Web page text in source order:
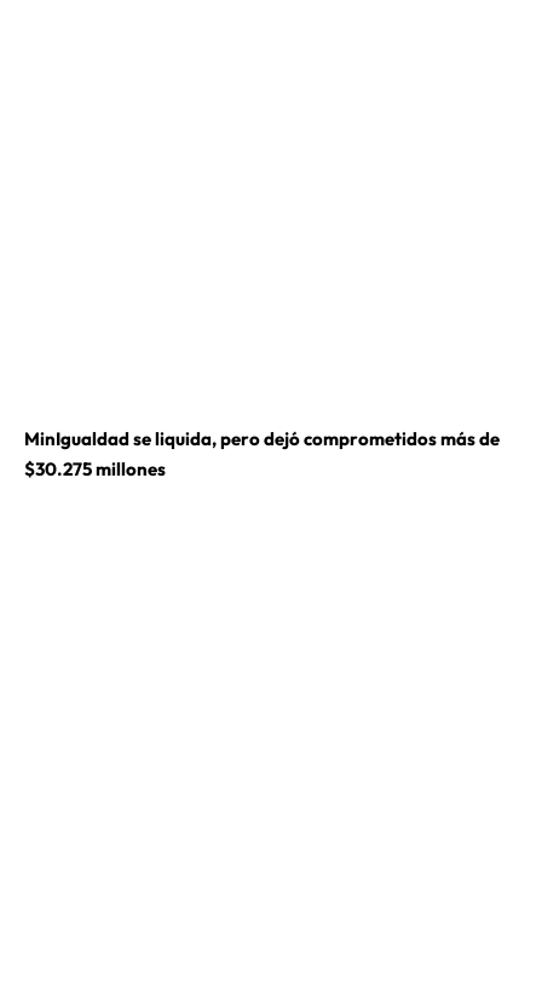
MinIgualdad se liquida, pero dejó comprometidos más de
$30.275 millones